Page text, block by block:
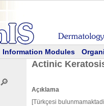
Information Modules
🔎
Actinic
Açıklama
[Türkçesi